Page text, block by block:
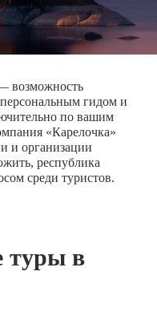
возможность
гидом и
по вашим
«Карелочка»
и организации
республика
среди туристов.
туры в